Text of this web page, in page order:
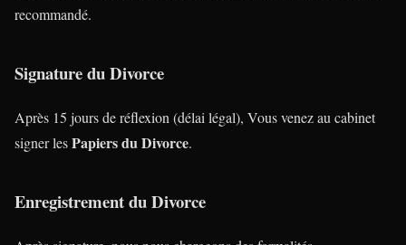
recommandé.
Signature du Divorce
Après 15 jours de réflexion (délai légal), Vous venez au cabinet
signer lesPapiers du Divorce.
Enregistrement du Divorce